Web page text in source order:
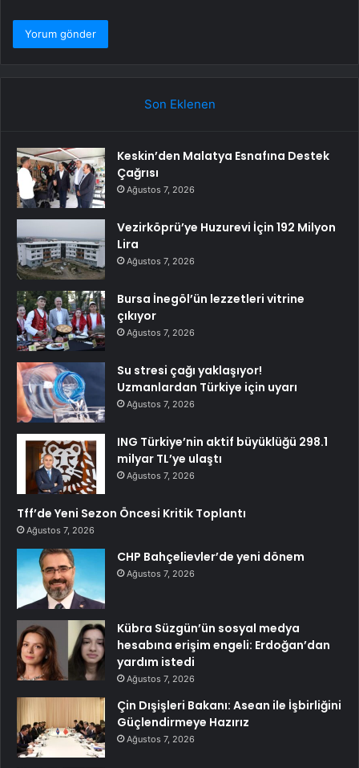
Son Eklenen
Keskin’den Malatya Esnafına Destek
Çağrısı
Ağustos 7, 2026
Vezirköprü’ye Huzurevi İçin 192 Milyon
Lira
Ağustos 7, 2026
Bursa İnegöl’ün lezzetleri vitrine
çıkıyor
Ağustos 7, 2026
Su stresi çağı yaklaşıyor!
Uzmanlardan Türkiye için uyarı
Ağustos 7, 2026
ING Türkiye’nin aktif büyüklüğü 298.1
milyar TL’ye ulaştı
Ağustos 7, 2026
Tff’de Yeni Sezon Öncesi Kritik Toplantı
Ağustos 7, 2026
CHP Bahçelievler’de yeni dönem
Ağustos 7, 2026
Kübra Süzgün’ün sosyal medya
hesabına erişim engeli: Erdoğan’dan
yardım istedi
Ağustos 7, 2026
Çin Dışişleri Bakanı: Asean ile İşbirliğini
Güçlendirmeye Hazırız
Ağustos 7, 2026